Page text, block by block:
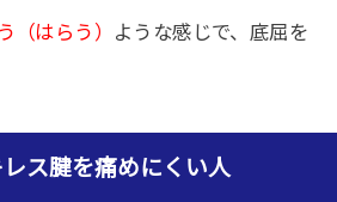
（はらう）
ような感じで、底屈を
ス腱を痛めにくい人